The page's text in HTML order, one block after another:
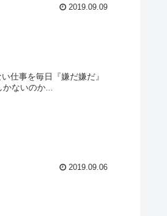
2019.09.09
仕事を毎日『嫌だ嫌だ』
かないのか...
2019.09.06